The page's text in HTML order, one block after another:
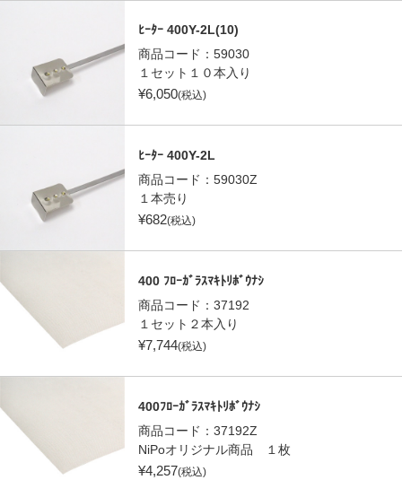
ﾋｰﾀｰ 400Y-2L(10)
商品コード： 59030
１セット１０本入り
¥6,050(税込)
ﾋｰﾀｰ 400Y-2L
商品コード： 59030Z
１本売り
¥682(税込)
400 ﾌﾛｰｶﾞﾗｽﾏｷﾄﾘﾎﾞｳﾅｼ
商品コード： 37192
１セット２本入り
¥7,744(税込)
400ﾌﾛｰｶﾞﾗｽﾏｷﾄﾘﾎﾞｳﾅｼ
商品コード： 37192Z
NiPoオリジナル商品 １枚
¥4,257(税込)